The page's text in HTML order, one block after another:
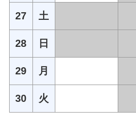
27 土
28 日
29 月
30 火